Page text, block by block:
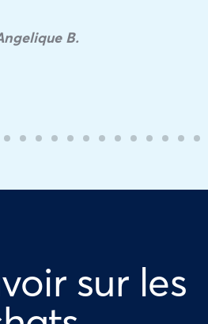
B.
sur les